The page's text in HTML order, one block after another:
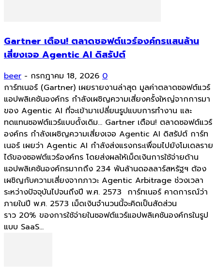
Gartner เตือน! ตลาดซอฟต์แวร์องค์กรแสนล้าน
เสี่ยงเจอ Agentic AI ดิสรัปต์
beer - กรกฎาคม 18, 2026 0
การ์ทเนอร์ (Gartner) เผยรายงานล่าสุด มูลค่าตลาดซอฟต์แวร์
แอปพลิเคชันองค์กร กำลังเผชิญความเสี่ยงครั้งใหญ่จากการมา
ของ Agentic AI ที่จะเข้ามาเปลี่ยนรูปแบบการทำงาน และ
ทดแทนซอฟต์แวร์แบบดั้งเดิม... Gartner เตือน! ตลาดซอฟต์แวร์
องค์กร กำลังเผชิญความเสี่ยงเจอ Agentic AI ดิสรัปต์ การ์ท
เนอร์ เผยว่า Agentic AI กำลังส่งแรงกระเพื่อมไปยังโมเดลราย
ได้ของซอฟต์แวร์องค์กร โดยส่งผลให้เม็ดเงินการใช้จ่ายด้าน
แอปพลิเคชันองค์กรมากถึง 234 พันล้านดอลลาร์สหรัฐฯ ต้อง
เผชิญกับความเสี่ยงจากภาวะ Agentic Arbitrage ช่วงเวลา
ระหว่างปัจจุบันไปจนถึงปี พ.ศ. 2573 การ์ทเนอร์ คาดการณ์ว่า
ภายในปี พ.ศ. 2573 เม็ดเงินจำนวนนี้จะคิดเป็นสัดส่วน
ราว 20% ของการใช้จ่ายในซอฟต์แวร์แอปพลิเคชันองค์กรในรูป
แบบ SaaS...